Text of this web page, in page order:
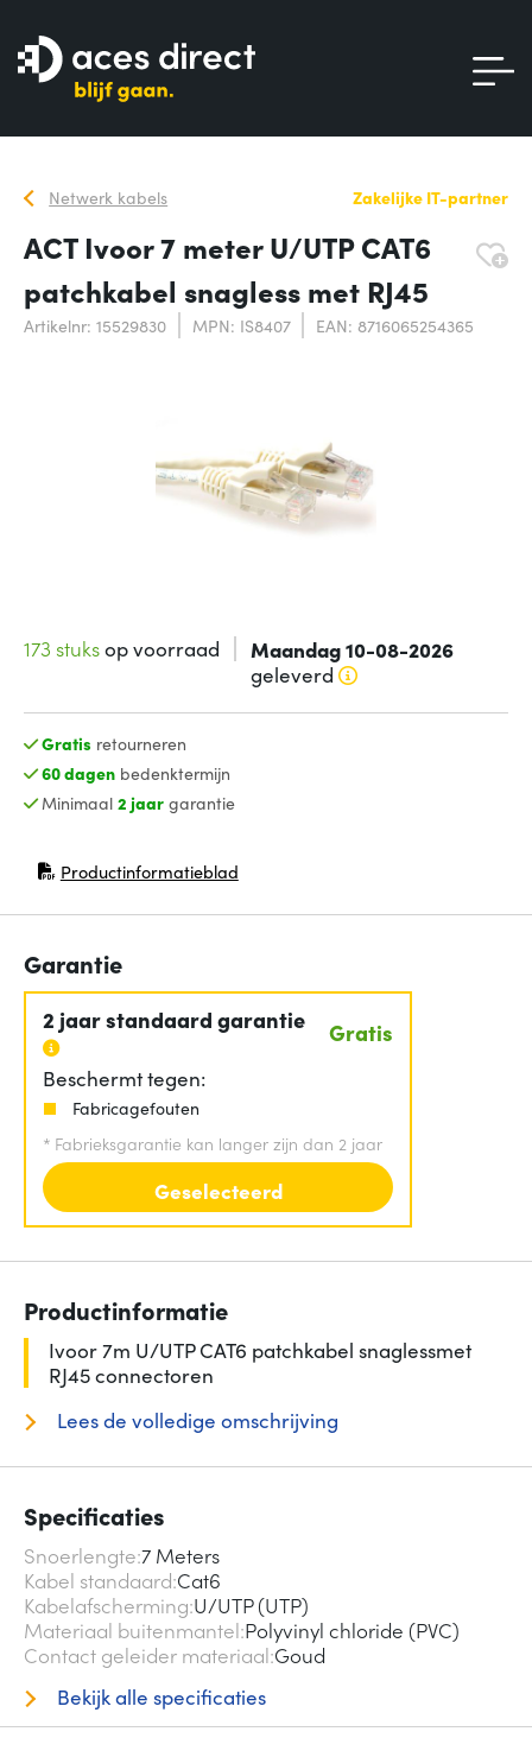
Netwerk kabels Zakelijke IT-partner
ACT Ivoor 7 meter U/UTP CAT6
patchkabel snagless met RJ45
Artikelnr: 15529830 MPN: IS8407 EAN: 8716065254365
173 stuksop voorraad Maandag 10-08-2026
geleverd
Gratis retourneren
60 dagenbedenktermijn
Minimaal 2 jaargarantie
Productinformatieblad
(opent in nieuw venster)
Garantie
2 jaar standaard garantie Gratis
Beschermt tegen:
Fabricagefouten
* Fabrieksgarantie kan langer zijn dan 2 jaar
Geselecteerd
Productinformatie
Ivoor 7m U/UTP CAT6 patchkabel snaglessmet
RJ45 connectoren
Lees de volledige omschrijving
Specificaties
Snoerlengte 7 Meters
Kabel standaard Cat6
Kabelafscherming U/UTP (UTP)
Materiaal buitenmantel Polyvinyl chloride (PVC)
Contact geleider materiaal Goud
Bekijk alle specificaties